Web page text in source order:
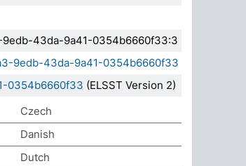
43da-9a41-0354b6660f33:3
9edb-43da-9a41-0354b6660f33
0354b6660f33 (ELSST Version 2)
Czech
Danish
Dutch